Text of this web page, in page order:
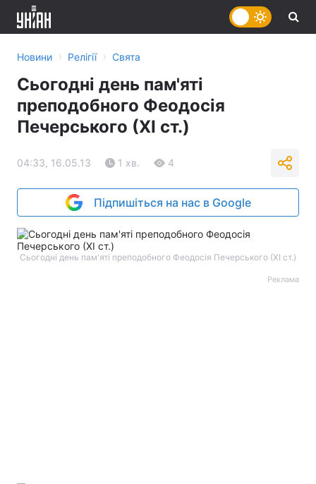
Новини › Релігії › Свята
Сьогодні день пам'яті
преподобного Феодосія
Печерського (ХІ ст.)
04:33, 16.05.13 1 хв. 4
Підпишіться на нас в Google
Сьогодні день пам'яті преподобного Феодосія Печерського (ХІ ст.)
Реклама